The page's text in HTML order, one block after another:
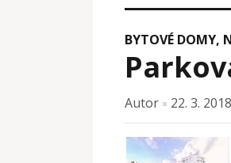
BYTOVÉ DOMY,
Autor × 22. 3. 2018